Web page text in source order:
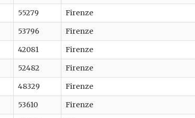
55279 Firenze
53796 Firenze
42081 Firenze
52482 Firenze
48329 Firenze
53610 Firenze